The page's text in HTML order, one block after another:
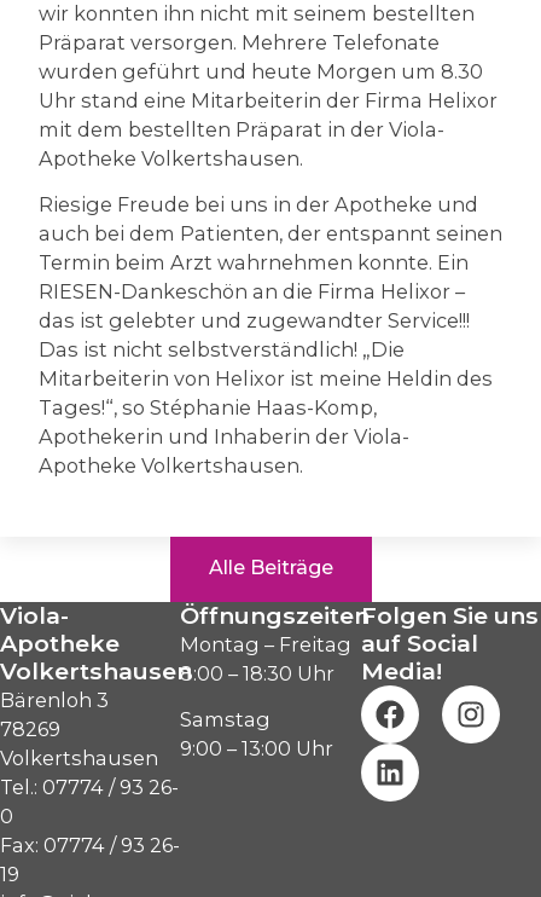
wir konnten ihn nicht mit seinem bestellten
Präparat versorgen. Mehrere Telefonate
wurden geführt und heute Morgen um 8.30
Uhr stand eine Mitarbeiterin der Firma Helixor
mit dem bestellten Präparat in der Viola-
Apotheke Volkertshausen.
Riesige Freude bei uns in der Apotheke und
auch bei dem Patienten, der entspannt seinen
Termin beim Arzt wahrnehmen konnte. Ein
RIESEN-Dankeschön an die Firma Helixor –
das ist gelebter und zugewandter Service!!!
Das ist nicht selbstverständlich! „Die
Mitarbeiterin von Helixor ist meine Heldin des
Tages!“, so Stéphanie Haas-Komp,
Apothekerin und Inhaberin der Viola-
Apotheke Volkertshausen.
Alle Beiträge
Viola-
Apotheke
Volkertshausen
Bärenloh 3
78269
Volkertshausen
Tel.: 07774 / 93 26-
0
Fax: 07774 / 93 26-
19
Öffnungszeiten
Montag – Freitag
8:00 – 18:30 Uhr
Samstag
9:00 – 13:00 Uhr
Folgen Sie uns
auf Social
Media!